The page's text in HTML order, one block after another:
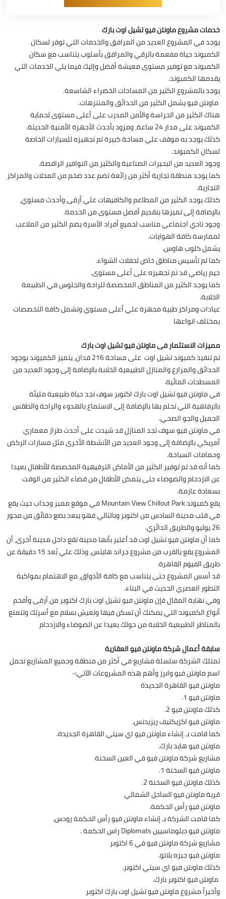
خدمات مشروع ماونتن فيو تشيل اوت بارك
يوجد في المشروع العديد من المرافق والخدمات التي توفر لسكان
الكمبوند حياة مفعمة بالرقي والمرافق بأسلوب يتناسب مع سكان
الكمبوند مع توفير مستوى معيشة أفضل وإليك فيما يلي الخدمات التي
يقدمها الكمبوند.
يوجد بالمشروع الكثير من المساحات الخضراء الشاسعة.
ماونتن فيو يشمل الكثير من الحدائق والمنتزهات.
هناك الكثير من الحراسة والأمن المدرب على أعلى مستوى لحماية
الكمبوند على مدار 24 ساعة، ومزود بأحدث الأجهزة الأمنية الحديثة.
كذلك يوجد به موقف علي مساحة كبيرة تم تجهيزه للسيارات الخاصة
لسكان الكمبوند.
وجود العديد من البحيرات الصناعية والكثير من النوافير الراقصة.
كما يوجد منطقة تجارية أكثر من رائعة تضم عدد ضخم من المحلات والمراكز
التجارية.
كذلك يوجد الكثير من المطاعم والكافيهات علي أرقى وأحدث مستوي،
بالإضافة إلى تميزها بتقديم أفضل مستوى من الخدمة.
وجود نادي اجتماعي مناسب لجميع أفراد الأسرة يضم الكثير من الملاعب
لممارسة كافة الهوايات.
يشمل كلوب هاوس.
كما تم تأسيس مناطق خاص لحفلات الشواء.
جيم رياضي قد تم تجهيزه على أعلى مستوى.
كما يوجد الكثير من المناطق المخصصة للراحة والجلوس في الطبيعة
الخلابة.
عيادات ومراكز طبية مجهزة علي أعلى مستوي وتشمل كافة التخصصات
بمختلف انواعها
مميزات الاستثمار فى ماونتن فيو تشيل اوت بارك
تم تنفيذ كمبوند تشيل اوت على مساحة 216 فدان، يتميز الكمبوند بوجود
الحدائق والمزارع والمنازل الطبيعية الخلابة بالإضافة إلى وجود العديد من
المسطحات المائية.
في ماونتن فيو تشيل اوت بارك اكتوبر سوف تجد حياة طبيعية مليئة
بالرفاهية التي تحلم بها بالإضافة إلى الاستماع بالهدوء والراحة والطقس
الجميل والجو الصحي.
في ماونتن فيو سوف تجد المنازل قد شيدت على أحدث طراز معماري
أمريكي بالإضافة إلى وجود العديد من الأنشطة الأخرى مثل مسارات الركض
وحمامات السباحة.
كما أنه قد تم توفير الكثير من الأماكن الترفيهية المخصصة للأطفال بعيدا
عن الازدحام والضوضاء حتى يتمكن الأطفال من قضاء الكثير من الوقت
بسعادة عارمة.
يقع كمبوند Mountain View Chillout Park في موقع مميز وجذاب حيث يقع
في قلب مدينة السادس من اكتوبر وبالتالي فهو يبعد بضع دقائق من محور
26 يوليو والطريق الدائري.
كما أن ماونتن فيو تشيل اوت قد اُعتبر بأنها مدينة تقع داخل مدينة أخرى، أن
المشروع يقع بالقرب من مشروع جراند هايتس، وذلك علي بُعد 15 دقيقة عن
طريق الفيوم القاهرة.
قد أسس المشروع حتى يتناسب مع كافة الأذواق، مع الاهتمام بمواكبة
التطور العصري الحديث في البناء.
وفي نهاية المقال فإن ماونتن فيو تشيل اوت بارك اكتوبر من أرقى وأفخم
أنواع الكمبوند التي يمكنك أن تسكن فيها وتعيش بسلام مع أسرتك وتتمتع
بالمناظر الطبيعية الخلابة من حولك بعيدا عن الضوضاء والازدحام
سابقة أعمال شركة ماونتن فيو العقارية
تمتلك الشركة سلسلة مشاريع في أكثر من منطقة وجميع المشاريع تحمل
اسم ماونتن فيو وابرز وأهم هذه المشروعات الآتي:-
ماونتن فيو القاهرة الجديدة
ماونتن فيو 1.
كذلك ماونتن فيو 2.
ماونتن فيو اكزيكتيف ريزيدنس.
كما قامت بـ إنشاء ماونتن فيو اي سيتي القاهرة الجديدة.
ماونتن فيو هايد بارك.
مشاريع شركة ماونتن فيو في العين السخنة
ماونتن فيو السخنة 1.
كذلك ماونتن فيو السخنة 2.
قرية ماونتن فيو الساحل الشمالي
ماونتن فيو رأس الحكمة.
كما قامت الشركة بـ إنشاء ماونتن فيو رأس الحكمة رودس.
ماونتن فيو دبلوماسيين Diplomats راس الحكمة .
مشاريع شركة ماونتن فيو في 6 اكتوبر
ماونتن فيو جيزه بلاتو.
كذلك ماونتن فيو اي سيتي اكتوبر.
ماونتن فيو اكتوبر بارك.
وأخيراً مشروع ماونتن فيو تشيل اوت بارك اكتوبر